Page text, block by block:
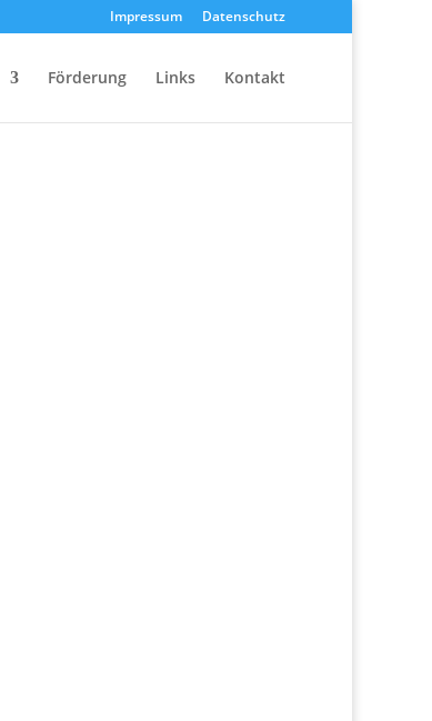
Impressum Datenschutz
Förderung Links Kontakt